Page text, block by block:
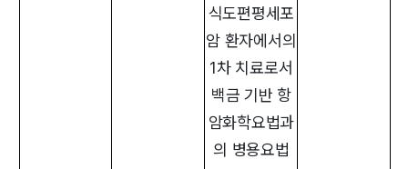
식도편평세포
암 환자에서의
1차 치료로서
백금 기반 항
암화학요법과
의 병용요법